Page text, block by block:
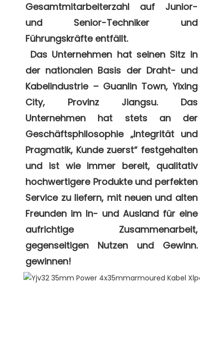
Gesamtmitarbeiterzahl auf Junior-
und Senior-Techniker und
Führungskräfte entfällt.
der nationalen Basis der Draht- und
Kabelindustrie – Guanlin Town, Yixing
City, Provinz Jiangsu. Das
Unternehmen hat stets an der
Geschäftsphilosophie „Integrität und
Pragmatik, Kunde zuerst“ festgehalten
und ist wie immer bereit, qualitativ
hochwertigere Produkte und perfekten
Service zu liefern, mit neuen und alten
Freunden im In- und Ausland für eine
aufrichtige Zusammenarbeit,
gegenseitigen Nutzen und Gewinn.